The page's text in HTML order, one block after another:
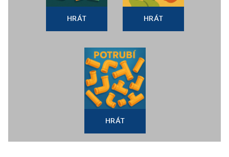
HRÁT HRÁT
HRÁT